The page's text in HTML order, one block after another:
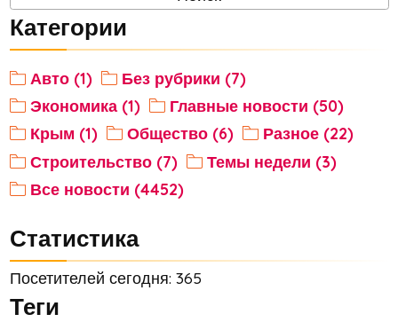
Категории
Авто (1)
Без рубрики (7)
Экономика (1)
Главные новости (50)
Крым (1)
Общество (6)
Разное (22)
Строительство (7)
Темы недели (3)
Все новости (4452)
Статистика
Посетителей сегодня: 365
Теги